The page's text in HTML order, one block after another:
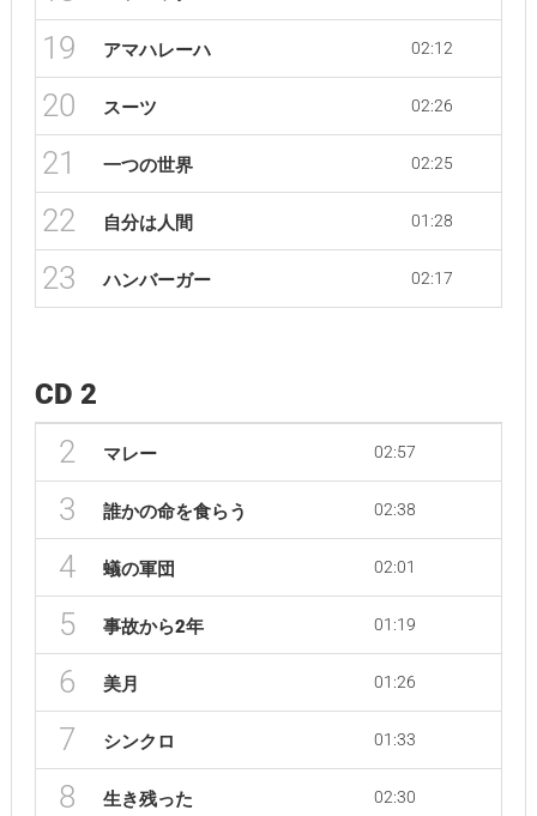
19 アマハレーハ 02:12
20 スーツ 02:26
21 一つの世界 02:25
22 自分は人間 01:28
23 ハンバーガー 02:17
CD 2
2 マレー 02:57
3 誰かの命を食らう 02:38
4 蟻の軍団 02:01
5 事故から2年 01:19
6 美月 01:26
7 シンクロ 01:33
8 生き残った 02:30